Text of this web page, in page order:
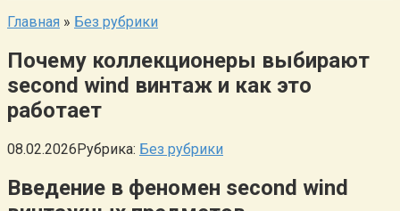
Главная » Без рубрики
Почему коллекционеры выбирают
second wind винтаж и как это
работает
08.02.2026Рубрика: Без рубрики
Введение в феномен second wind